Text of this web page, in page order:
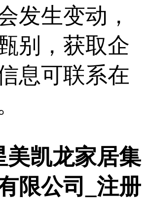
发生变动，
别，获取企
息可联系在
美凯龙家居集
限公司_注册